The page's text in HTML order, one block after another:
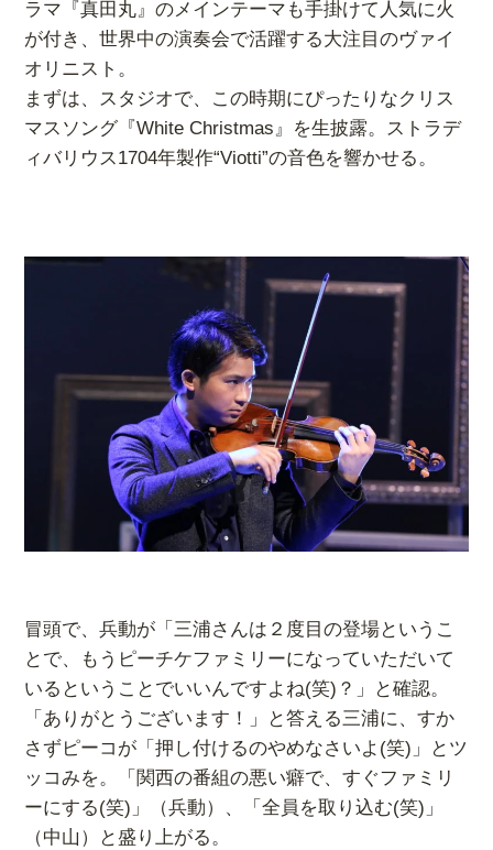
ラマ『真田丸』のメインテーマも手掛けて人気に火
が付き、世界中の演奏会で活躍する大注目のヴァイ
オリニスト。
まずは、スタジオで、この時期にぴったりなクリス
マスソング『White Christmas』を生披露。ストラデ
ィバリウス1704年製作“Viotti”の音色を響かせる。
冒頭で、兵動が「三浦さんは２度目の登場というこ
とで、もうピーチケファミリーになっていただいて
いるということでいいんですよね(笑)？」と確認。
「ありがとうございます！」と答える三浦に、すか
さずピーコが「押し付けるのやめなさいよ(笑)」とツ
ッコみを。「関西の番組の悪い癖で、すぐファミリ
ーにする(笑)」（兵動）、「全員を取り込む(笑)」
（中山）と盛り上がる。